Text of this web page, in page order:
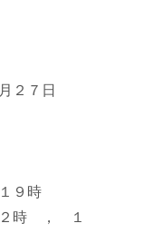
２７日
１９時
２時 ， １